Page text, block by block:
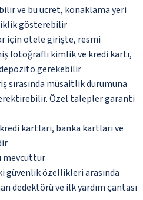
ve bu ücret, konaklama yeri
gösterebilir
için otele girişte, resmi
fotoğraflı kimlik ve kredi kartı,
gerekebilir
sırasında müsaitlik durumuna
Özel talepler garanti
kartları, banka kartları ve
mevcuttur
güvenlik özellikleri arasında
dedektörü ve ilk yardım çantası